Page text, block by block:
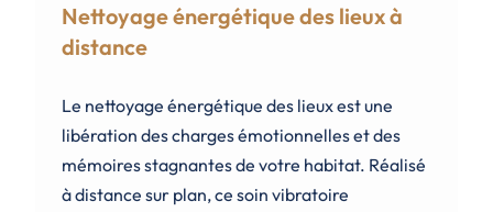
Nettoyage énergétique des lieux à
distance
Le nettoyage énergétique des lieux est une
libération des charges émotionnelles et des
mémoires stagnantes de votre habitat. Réalisé
à distance sur plan, ce soin vibratoire